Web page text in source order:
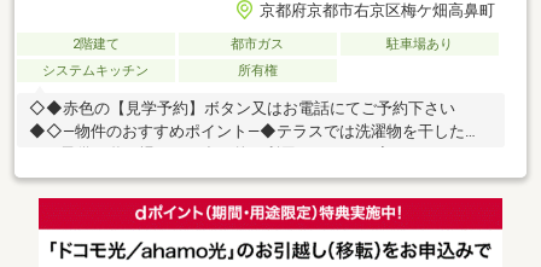
京都府京都市右京区梅ケ畑高鼻町
2階建て 都市ガス
駐車場あり
システムキッチン
所有権
◇◆赤色の【見学予約】ボタン又はお電話にてご予約下さい
◆◇―物件のおすすめポイント―◆テラスでは洗濯物を干した
チンには３口コンロあり、忙しい夕飯時の時短になります。また
魚焼きグリルがついており料理の幅も広がりそうです！◆お子様
のお留守番や急な来客も安心！訪問者を確認できるモニター付き
インターホン付きです♪ 不審者だけでなく迷惑なセールス対策に